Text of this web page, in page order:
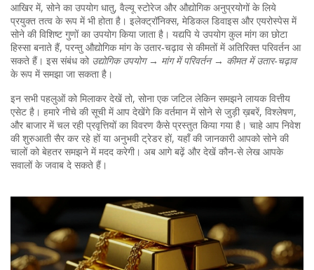
आखिर में, सोने का उपयोगधातु, वैल्यू स्टोरेज और औद्योगिक अनुप्रयोगों के लिये
प्रयुक्त तत्व के रूप में भी होता है। इलेक्ट्रॉनिक्स, मेडिकल डिवाइस और एयरोस्पेस में
सोने की विशिष्ट गुणों का उपयोग किया जाता है। यद्यपि ये उपयोग कुल मांग का छोटा
हिस्सा बनाते हैं, परन्तु औद्योगिक मांग के उतार‑चढ़ाव से कीमतों में अतिरिक्त परिवर्तन आ
सकते हैं। इस संबंध को उद्योगिक उपयोग → मांग में परिवर्तन → कीमत में उतार‑चढ़ाव
के रूप में समझा जा सकता है।
इन सभी पहलुओं को मिलाकर देखें तो, सोना एक जटिल लेकिन समझने लायक वित्तीय
एसेट है। हमारे नीचे की सूची में आप देखेंगे कि वर्तमान में सोने से जुड़ी ख़बरें, विश्लेषण,
और बाजार में चल रही प्रवृत्तियों का विवरण कैसे प्रस्तुत किया गया है। चाहे आप निवेश
की शुरुआती सैर कर रहे हों या अनुभवी ट्रेडर हों, यहाँ की जानकारी आपको सोने की
चालों को बेहतर समझने में मदद करेगी। अब आगे बढ़ें और देखें कौन‑से लेख आपके
सवालों के जवाब दे सकते हैं।